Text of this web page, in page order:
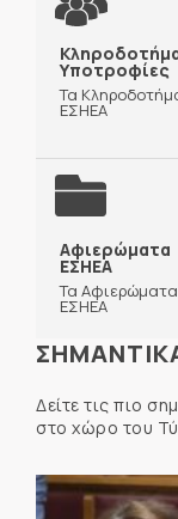
Υποτροφίες
Τα
ΕΣΗΕΑ
Αφιερώματα
ΕΣΗΕΑ
Τα
ΕΣΗΕΑ
Δείτε τις πιο
στο χώρο του